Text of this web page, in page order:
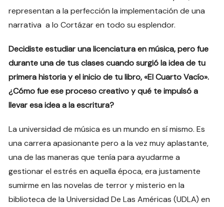
representan a la perfección la implementación de una
narrativa a lo Cortázar en todo su esplendor.
Decidiste estudiar una licenciatura en música, pero fue
durante una de tus clases cuando surgió la idea de tu
primera historia y el inicio de tu libro, «El Cuarto Vacío».
¿Cómo fue ese proceso creativo y qué te impulsó a
llevar esa idea a la escritura?
La universidad de música es un mundo en sí mismo. Es
una carrera apasionante pero a la vez muy aplastante,
una de las maneras que tenía para ayudarme a
gestionar el estrés en aquella época, era justamente
sumirme en las novelas de terror y misterio en la
biblioteca de la Universidad De Las Américas (UDLA) en